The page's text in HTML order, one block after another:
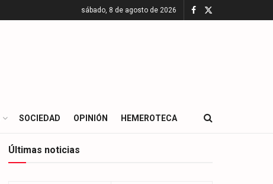
sábado, 8 de agosto de 2026
SOCIEDAD OPINIÓN HEMEROTECA
Últimas noticias